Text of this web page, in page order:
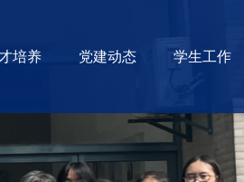
培养 党建动态 学生工作